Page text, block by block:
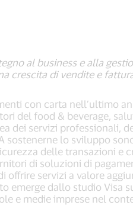
al business e alla
crescita di vendite e
con carta nell’ultimo
del food & beverage,
dei servizi professionali,
sostenerne lo sviluppo
delle transazioni e
di soluzioni di
offrire servizi a valore
emerge dallo studio Visa
e medie imprese nel